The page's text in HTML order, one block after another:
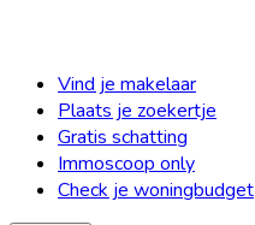
Vind je makelaar
Plaats je zoekertje
Gratis schatting
Immoscoop only
Check je woningbudget